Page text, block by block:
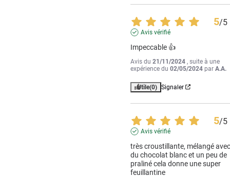
5/5
Avis vérifié
Impeccable 👍
Avis du21/11/2024 , suite à une
expérience du02/05/2024 parA.A.
Utile(0) Signaler
5/5
Avis vérifié
très croustillante, mélangé
du chocolat blanc et un peu de
praliné cela donne une super
feuillantine